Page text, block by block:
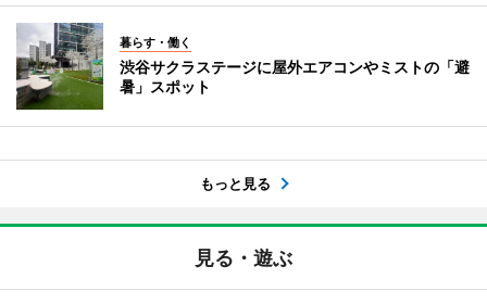
暮らす・働く
渋谷サクラステージに屋外エアコンやミストの「避
暑」スポット
もっと見る
見る・遊ぶ